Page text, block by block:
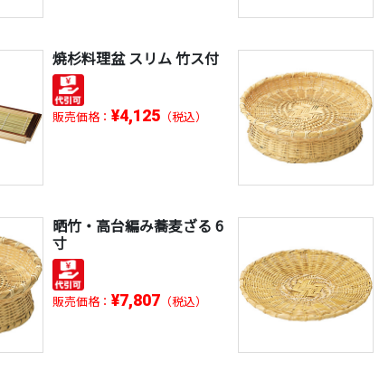
焼杉料理盆 スリム 竹ス付
販売価格： ¥4,125 （税込）
晒竹・高台編み蕎麦ざる 6
寸
販売価格： ¥7,807 （税込）